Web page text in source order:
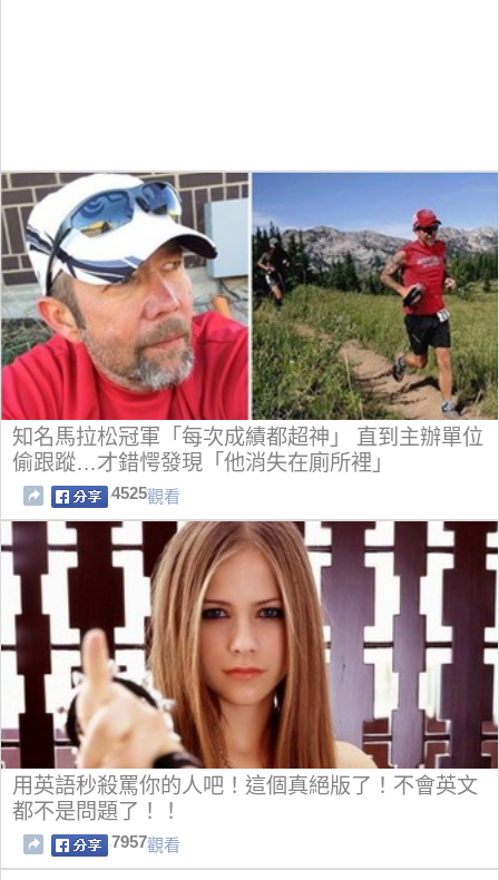
知名馬拉松冠軍「每次成績都超神」 直到主辦單位
偷跟蹤…才錯愕發現「他消失在廁所裡」
4525觀看
用英語秒殺罵你的人吧！這個真絕版了！不會英文
都不是問題了！！
7957觀看